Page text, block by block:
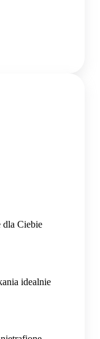
dla Ciebie
idealnie